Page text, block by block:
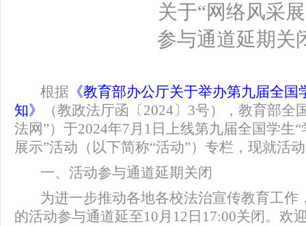
关于“网络风采
参与通道延期关
根据 《教育部办公厅关于举办第九届全国
知》
（教政法厅函〔2024〕 3号），教育部全
法网”）于2024年7月 1 日 上线第九届全国学生
展示”活动 （以下简称“活动”）专栏，现就活
一、活动参与通道延期关闭
为进一步推动各地各校法治宣传教育工作
的活动参与通道延至10月 12 日 17:00关闭。 欢